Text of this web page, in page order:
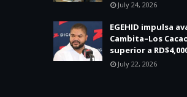
July 24, 2026
EGEHID impulsa
Cambita–Los
superior a
July 22, 2026